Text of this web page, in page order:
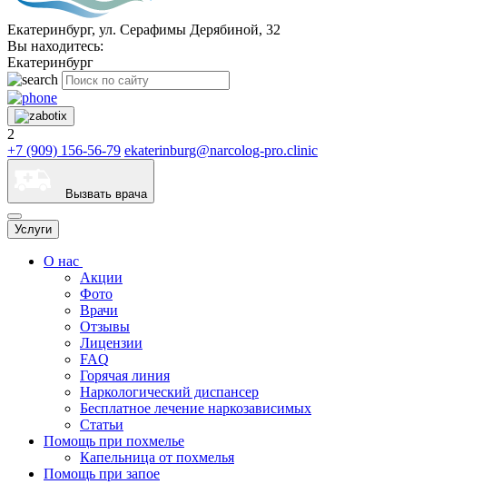
Екатеринбург, ул. Серафимы Дерябиной, 32
Вы находитесь:
Екатеринбург
2
+7 (909) 156-56-79 ekaterinburg@narcolog-pro.clinic
Вызвать врача
Услуги
О нас
Акции
Фото
Врачи
Отзывы
Лицензии
FAQ
Горячая линия
Наркологический диспансер
Бесплатное лечение наркозависимых
Статьи
Помощь при похмелье
Капельница от похмелья
Помощь при запое